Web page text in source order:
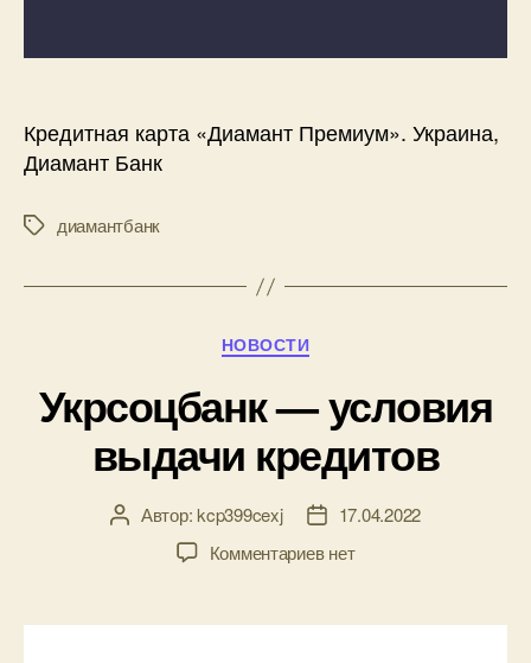
Кредитная карта «Диамант Премиум». Украина,
Диамант Банк
Меткидиамантбанк
Рубрики
НОВОСТИ
Укрсоцбанк — условия
выдачи кредитов
АвторАвтор: kcp399cexj
Дата17.04.2022
Комментариевк
—
нет